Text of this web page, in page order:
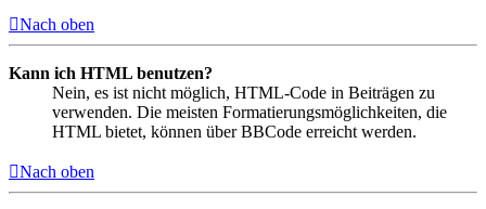
Nach oben
Kann ich HTML benutzen?
Nein, es ist nicht möglich, HTML-Code in Beiträgen zu
verwenden. Die meisten Formatierungsmöglichkeiten, die
HTML bietet, können über BBCode erreicht werden.
Nach oben